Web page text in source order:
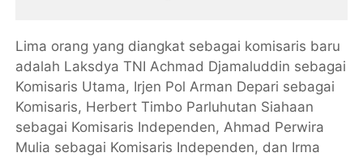
Lima orang yang diangkat sebagai komisaris baru
adalah Laksdya TNI Achmad Djamaluddin sebagai
Komisaris Utama, Irjen Pol Arman Depari sebagai
Komisaris, Herbert Timbo Parluhutan Siahaan
sebagai Komisaris Independen, Ahmad Perwira
Mulia sebagai Komisaris Independen, dan Irma